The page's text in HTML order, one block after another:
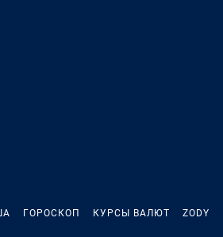
ГОРОСКОП КУРСЫ ВАЛЮТ ZODY